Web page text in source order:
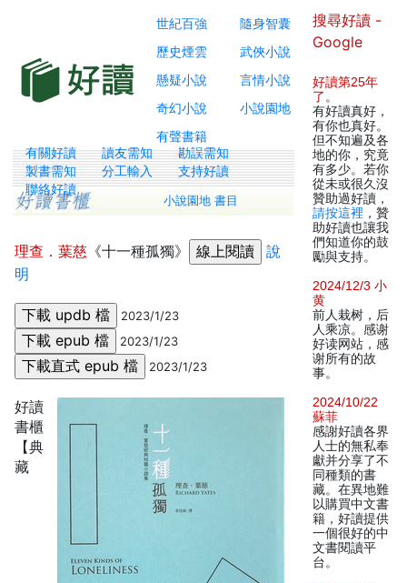
世紀百強
隨身智囊
歷史煙雲
武俠小說
懸疑小說
言情小說
奇幻小說
小說園地
有聲書籍
有關好讀 讀友需知
勘誤需知
製書需知
分工輸入
支持好讀
聯絡好讀
小說園地 書目
理查．葉慈 《十一種孤獨》
說
明
2023/1/23
2023/1/23
2023/1/23
好讀
書櫃
【典
藏
搜尋好讀 -
Google
好讀第25年
了 。
有好讀真好，
有你也真好。
但不知遍及各
地的你，究竟
有多少。若你
從未或很久沒
贊助過好讀，
請按這裡 ，贊
助好讀也讓我
們知道你的鼓
勵與支持。
2024/12/3 小
黄
前人栽树，后
人乘凉。感谢
好读网站，感
谢所有的故
事。
2024/10/22
蘇菲
感謝好讀各界
人士的無私奉
獻并分享了不
同種類的書
藏。在異地難
以購買中文書
籍，好讀提供
一個很好的中
文書閱讀平
台。